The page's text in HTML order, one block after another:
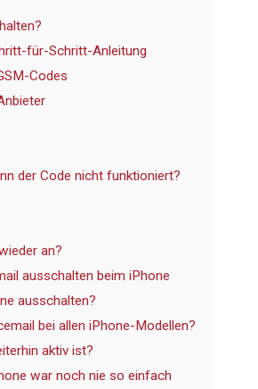
für-Schritt-Anleitung
Codes
der Code nicht funktioniert?
an?
ausschalten beim iPhone
ausschalten?
bei allen iPhone-Modellen?
aktiv ist?
war noch nie so einfach